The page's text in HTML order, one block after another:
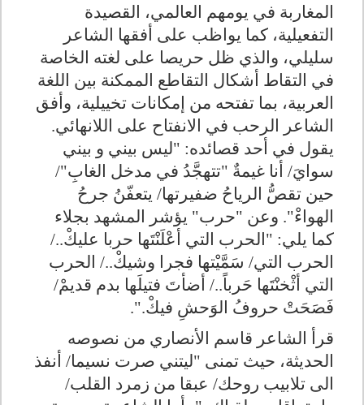
المغاربة في يومهم العالمي، القصيدة
التفعيلية، كما يواظب على أفقها الشاعر
سليلي، والذي ظل حريصا على لغته الخاصة
في التقاط أشكال التقاطع الممكنة بين اللغة
العربية، بما تفتحه من إمكانات تخييلية، وأفق
الشاعر الرحب في الانفتاح على اللانهائي.
يقول في أحد قصائده: "ليس بيني و بيني
سوايَ/ أنا غيمةٌ "تتهجَّدُ في مدخل الغابِ"
/
حين تقصُّ الرياحُ ضفيرتها/ يتعفّنُ جرحُ
الهواءْ". وعن "حرب" يؤشر المشهد بجلاء
كما يلي: "الحرب التي أعْلَنْتَها حربا عليكْ..
/
الحرب التي/ سَمَّيْتها فجرا وشيكْ../ الحرب
التي أثْخنْتَها حَرباً../ أضأتَ فتيلَها بدم قديمْ/
فَصَحَتْ حروفُ الوَحشِ فيكْ.
".
قرأ الشاعر قاسم الأنصاري من نصوصه
الحديثة، حيث تمنى "ليتني صرت نسيما/ أنفذ
الى تلابيب روحك/ عبقا من زمرد القلب/